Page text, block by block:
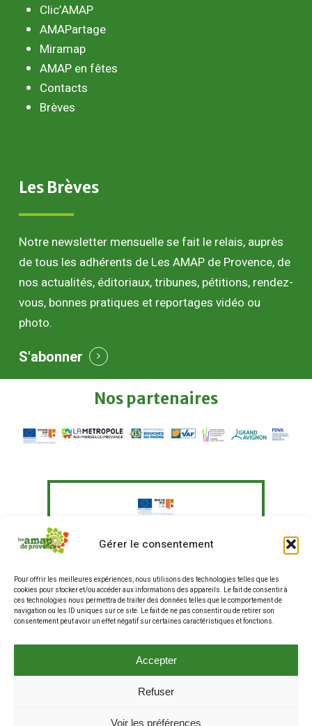
Gérer le consentement
Pour offrir les meilleures expériences, nous utilisons des technologies telles que les
cookies pour stocker et/ou accéder aux informations des appareils. Le fait de consentir à
ces technologies nous permettra de traiter des données telles que le comportement de
navigation ou les ID uniques sur ce site. Le fait de ne pas consentir ou de retirer son
consentement peut avoir un effet négatif sur certaines caractéristiques et fonctions.
Accepter
Refuser
Voir les préférences
Clic’AMAP
AMAPartage
Miramap
AMAP en fêtes
Contacts
Brèves
Les Brèves
Notre newsletter mensuelle se fait le relais, auprès
de tous les adhérents de Les AMAP de Provence, de
nos actualités, éditoriaux, tribunes, pétitions, rendez-
vous, bonnes pratiques et reportages vidéo ou
photo.
S'abonner
Nos partenaires
Le Fonds Européen Agricole pour le
d'actions visant à "Agir pour une
alimentation plus durable en
entreprises et restauration hors
domicile, et renforcer les liens entre
La production de ce site internet a fait
partie de ce programme.
© 2025 Les AMAP de Provence . Tous droits réservés .